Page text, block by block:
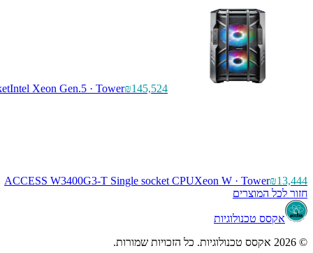
Intel Xeon Gen.5 · Tower₪145,524
ACCESS W3400G3-T Single socket CPUXeon W · Tower₪13,444
חזור לכל המוצרים
אקסס טכנולוגיות
© 2026 אקסס טכנולוגיות. כל הזכויות שמורות.